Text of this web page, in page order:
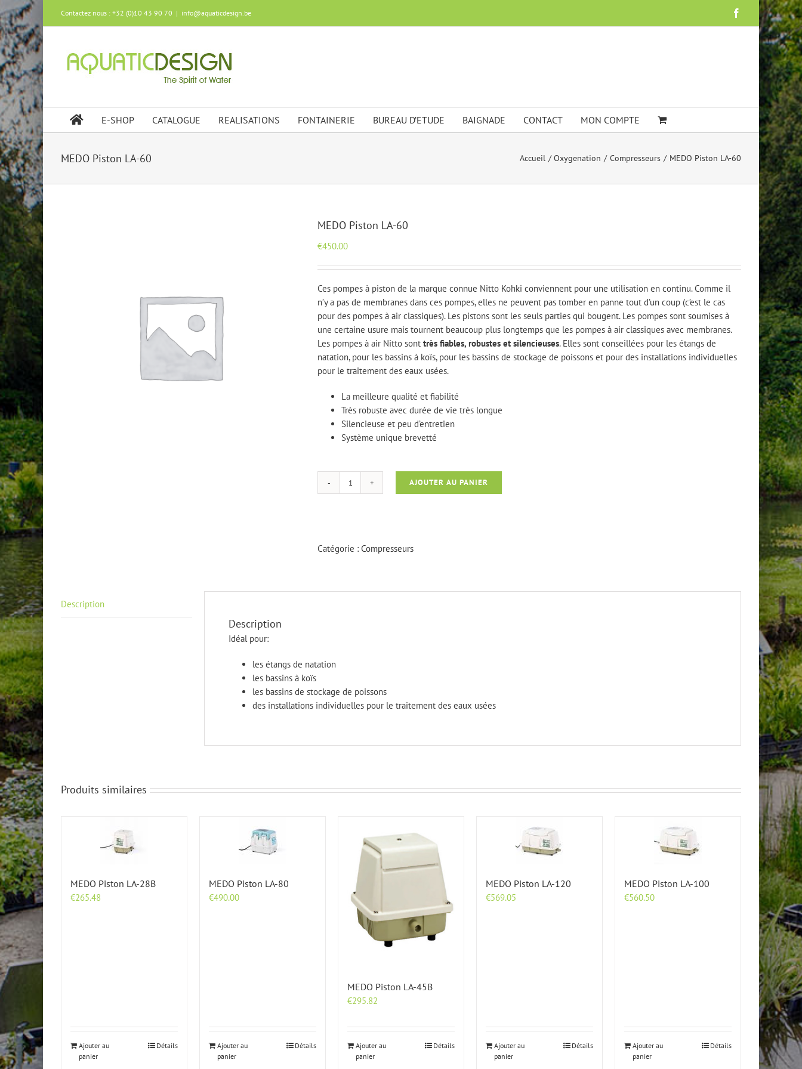
Skip
to
content
Contactez nous : +32 (0)10 43 90 70 | info@aquaticdesign.be Facebook
E-SHOP CATALOGUE REALISATIONS FONTAINERIE BUREAU D’ETUDE BAIGNADE CONTACT MON COMPTE
MEDO Piston LA-60 Accueil Oxygenation Compresseurs MEDO Piston LA-60
MEDO Piston LA-60
€450.00
Ces pompes à piston de la marque connue Nitto Kohki conviennent pour une utilisation en continu. Comme il
n’y a pas de membranes dans ces pompes, elles ne peuvent pas tomber en panne tout d’un coup (c’est le cas
pour des pompes à air classiques). Les pistons sont les seuls parties qui bougent. Les pompes sont soumises à
une certaine usure mais tournent beaucoup plus longtemps que les pompes à air classiques avec membranes.
Les pompes à air Nitto sont très fiables, robustes et silencieuses. Elles sont conseillées pour les étangs de
natation, pour les bassins à koïs, pour les bassins de stockage de poissons et pour des installations individuelles
pour le traitement des eaux usées.
La meilleure qualité et fiabilité
Très robuste avec durée de vie très longue
Silencieuse et peu d’entretien
Système unique brevetté
quantité
AJOUTER AU PANIER
Catégorie : Compresseurs
Description
Description
Idéal pour:
les étangs de natation
les bassins à koïs
les bassins de stockage de poissons
des installations individuelles pour le traitement des eaux usées
Produits similaires
MEDO Piston LA-28B
€265.48
Ajouter au
panier
Détails
MEDO Piston LA-80
€490.00
Ajouter au
panier
Détails
MEDO Piston LA-45B
€295.82
Ajouter au
panier
Détails
MEDO Piston LA-120
€569.05
Ajouter au
panier
Détails
MEDO Piston LA-100
€560.50
Ajouter au
panier
Détails